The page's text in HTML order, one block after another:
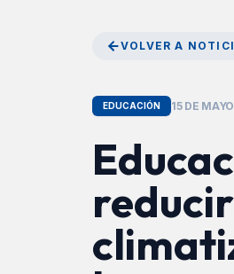
VOLVER A
EDUCACIÓN 15 DE